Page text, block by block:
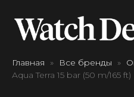
Главная Все бренды
Aqua Terra 15 bar (50 m/165 ft)